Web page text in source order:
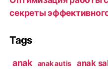
секреты
Tags
anak anak autis anak